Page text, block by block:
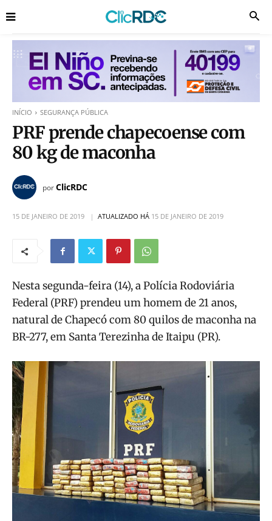
INÍCIO SEGURANÇA PÚBLICA
PRF prende chapecoense com
80 kg de maconha
porClicRDC
15 DE JANEIRO DE 2019 ATUALIZADO HÁ 15 DE JANEIRO DE 2019
Nesta segunda-feira (14), a Polícia Rodoviária
Federal (PRF) prendeu um homem de 21 anos,
natural de Chapecó com 80 quilos de maconha na
BR-277, em Santa Terezinha de Itaipu (PR).